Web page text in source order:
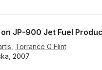
JP-900 Jet Fuel
Torrance G Flint
2007